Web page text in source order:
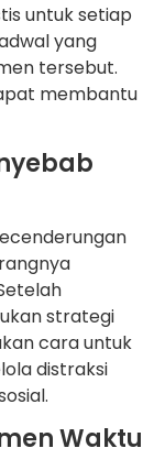
untuk setiap
yang
tersebut.
membantu
strategi
cara untuk
distraksi
Waktu